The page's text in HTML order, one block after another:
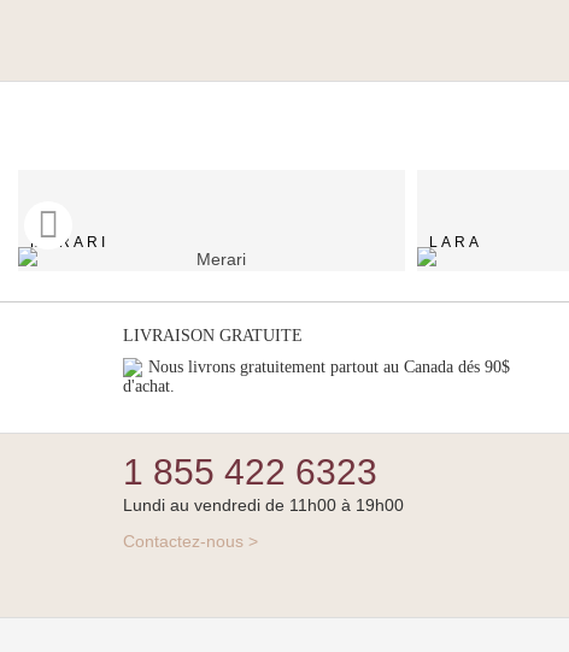
MERARI LARA
LIVRAISON GRATUITE
Nous livrons gratuitement partout au Canada dés 90$
d'achat.
1 855 422 6323
Lundi au vendredi de 11h00 à 19h00
Contactez-nous >